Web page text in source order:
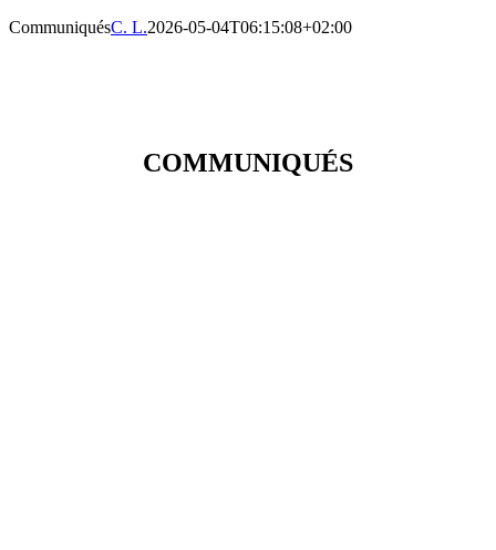
CommuniquésC. L.2026-05-04T06:15:08+02:00
COMMUNIQUÉS